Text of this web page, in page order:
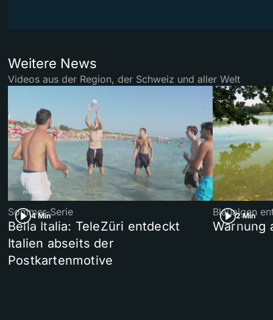
Weitere News
Videos aus der Region, der Schweiz und aller Welt
4 Min
Sommer-Serie
Bella Italia: TeleZüri entdeckt
Italien abseits der
Postkartenmotive
2 Min
Blaualgen
Warnung